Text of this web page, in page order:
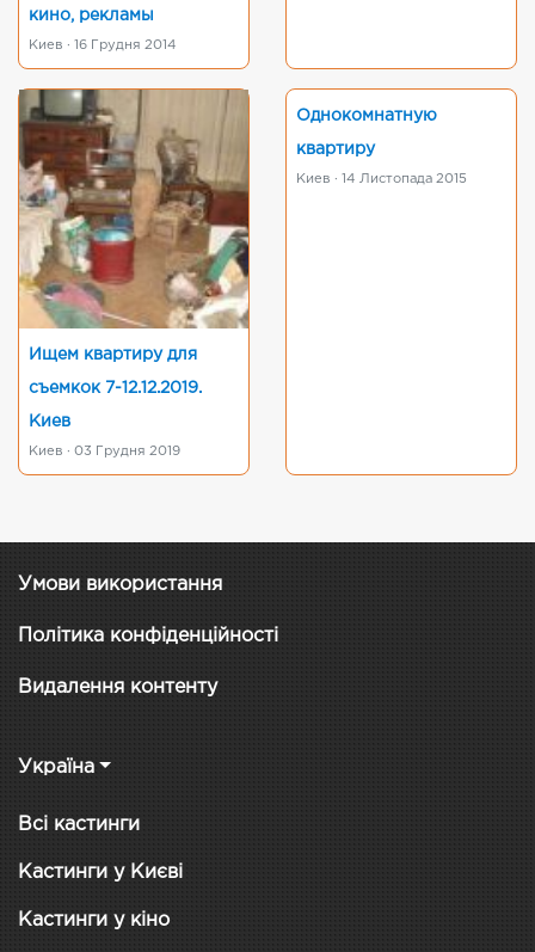
кино, рекламы
Киев · 16 Грудня 2014
Ищем квартиру для
съемкок 7-12.12.2019.
Киев
Киев · 03 Грудня 2019
Однокомнатную
квартиру
Киев · 14 Листопада 2015
Умови використання
Політика конфіденційності
Видалення контенту
Україна
Всі кастинги
Кастинги у Києві
Кастинги у кіно